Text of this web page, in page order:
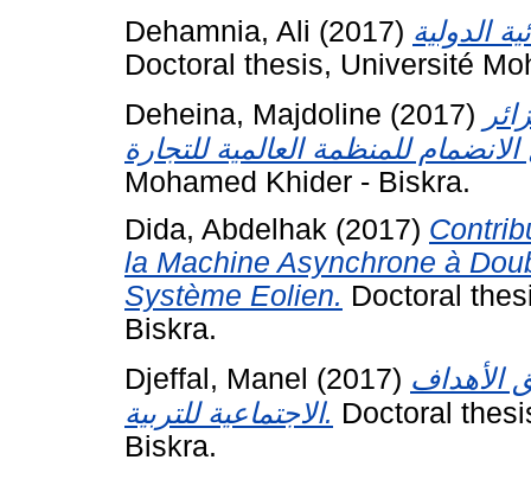
Dehamnia, Ali (2017)
Doctoral thesis, Université
Deheina, Majdoline (2017)
Mohamed Khider - Biskra.
Dida, Abdelhak (2017)
la Machine Asynchrone à
Système Eolien. Doctoral
Biskra.
Djeffal, Manel (2017) الأهداف
الاجتماعية للتربية. Doctoral
Biskra.